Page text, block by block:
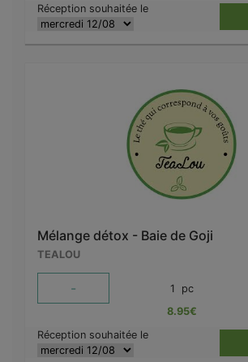
Réception souhaitée le
Mélange détox - Baie de Goji
TEALOU
- 1 pc
8.95€
Réception souhaitée le